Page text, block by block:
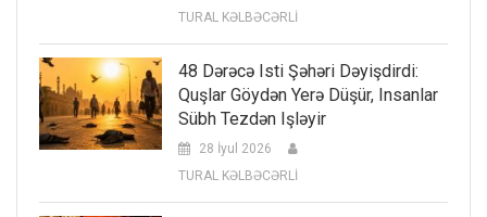
TURAL KƏLBƏCƏRLİ
48 Dərəcə Isti Şəhəri Dəyişdirdi:
Quşlar Göydən Yerə Düşür, Insanlar
Sübh Tezdən Işləyir
28 İyul 2026
TURAL KƏLBƏCƏRLİ